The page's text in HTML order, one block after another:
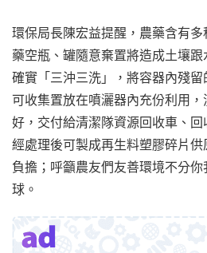
環保局長陳宏益提醒，農藥含有
藥空瓶、罐隨意棄置將造成土壤
確實「三沖三洗」，將容器內殘
可收集置放在噴灑器內充份利用
好，交付給清潔隊資源回收車、回
經處理後可製成再生料塑膠碎片
負擔；呼籲農友們友善環境不分
球。